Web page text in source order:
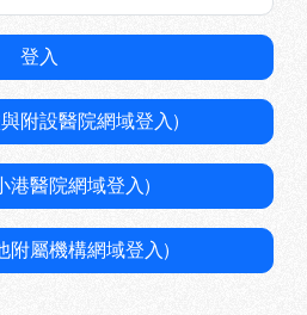
登入
附設醫院網域登入)
港醫院網域登入)
附屬機構網域登入)